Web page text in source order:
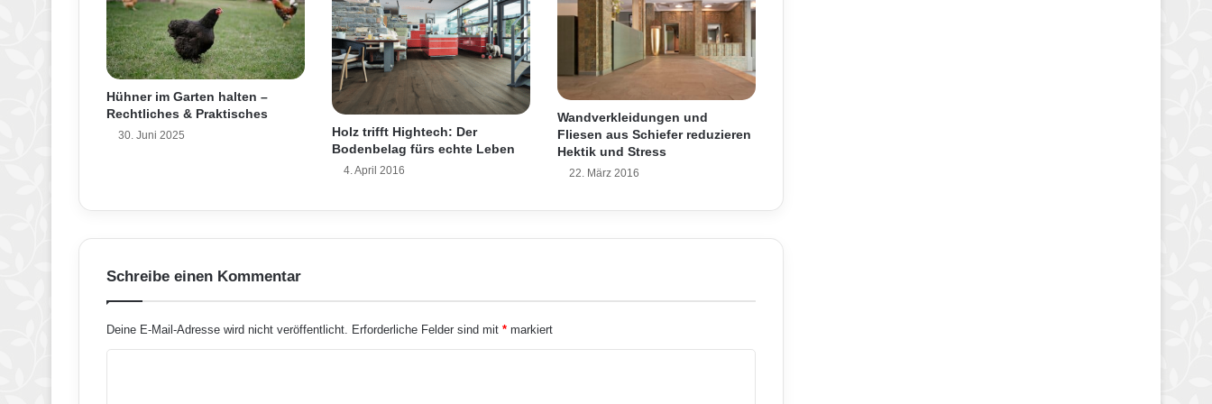
k
t
i
o
n
-
M
n
e
t
i
g
e
n
s
i
n
d
H
p
l
Hühner im Garten halten –
Rechtliches & Praktisches
30. Juni 2025
Holz trifft Hightech: Der
Bodenbelag fürs echte Leben
4. April 2016
Wandverkleidungen und
Fliesen aus Schiefer reduzieren
Hektik und Stress
22. März 2016
Schreibe einen Kommentar
Deine E-Mail-Adresse wird nicht veröffentlicht. Erforderliche Felder sind mit * markiert